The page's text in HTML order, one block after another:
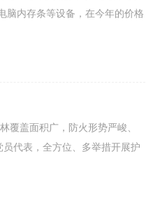
脑内存条等设备，在今年的价格
覆盖面积广，防火形势严峻、
代表，全方位、多举措开展护